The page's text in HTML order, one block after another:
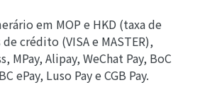
em MOP e HKD (taxa de
crédito (VISA e MASTER),
MPay, Alipay, WeChat Pay, BoC
ePay, Luso Pay e CGB Pay.